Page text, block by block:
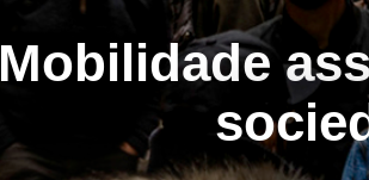
Mobilidade